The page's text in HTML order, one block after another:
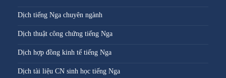
Dịch tiếng Nga chuyên ngành
Dịch thuật công chứng tiếng Nga
Dịch hợp đồng kinh tế tiếng Nga
Dịch tài liệu CN sinh học tiếng Nga